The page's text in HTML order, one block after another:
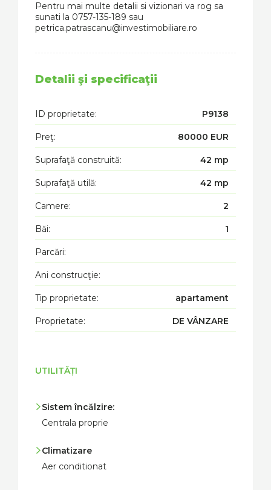
Pentru mai multe detalii si vizionari va rog sa
sunati la 0757-135-189 sau
petrica.patrascanu@investimobiliare.ro
Detalii şi specificaţii
ID proprietate: P9138
Preţ: 80000 EUR
Suprafaţă construită: 42 mp
Suprafaţă utilă: 42 mp
Camere: 2
Băi: 1
Parcări:
Ani construcţie:
Tip proprietate: apartament
Proprietate: DE VÂNZARE
UTILITĂȚI
Sistem încălzire:
Centrala proprie
Climatizare
Aer conditionat